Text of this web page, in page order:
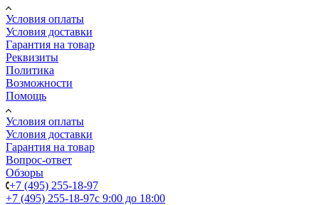
Условия оплаты
Условия доставки
Гарантия на товар
Реквизиты
Политика
Возможности
Помощь
Условия оплаты
Условия доставки
Гарантия на товар
Вопрос-ответ
Обзоры
+7 (495) 255-18-97
+7 (495) 255-18-97с 9:00 до 18:00